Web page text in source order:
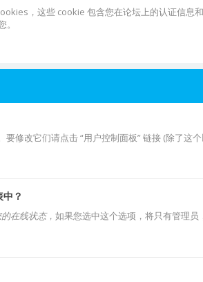
，这些 cookie 包含您在论坛上的认证信
修改它们请点击 “用户控制面板” 链接 (除了这
？
在线状态，如果您选中这个选项，将只有管理员